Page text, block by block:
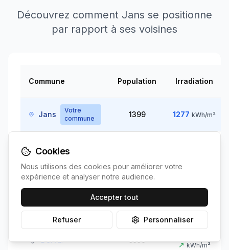
Découvrez comment Jans se positionne
par rapport à ses voisines
Commune Population Irradiation
Jans
Votre
commune
1399 1277 kWh/m²
Nozay ~
km 1055
1272
Derval ~15km 3556
↗ kWh/m²
Cookies
Nous utilisons des cookies pour améliorer votre
expérience et analyser notre audience.
Accepter tout
Refuser Personnaliser